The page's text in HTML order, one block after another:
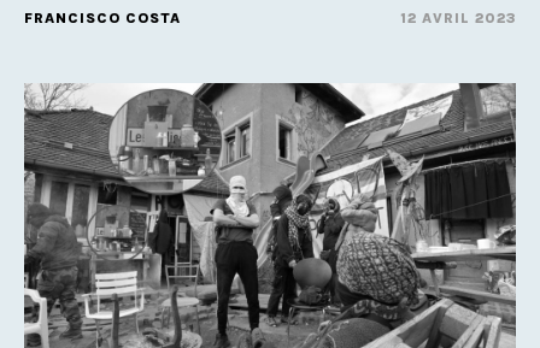
FRANCISCO COSTA 12 AVRIL 2023